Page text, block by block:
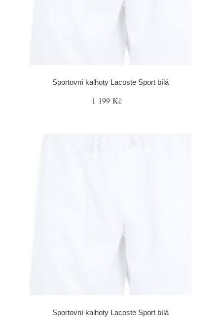
Sportovní kalhoty Lacoste Sport bílá
1 199 Kč
Sportovní kalhoty Lacoste Sport bílá